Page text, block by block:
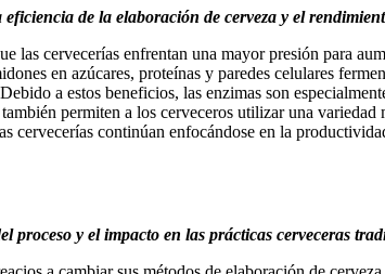
de la elaboración de cerveza y el
las cervecerías enfrentan una mayor presión para
en azúcares, proteínas y paredes celulares
a estos beneficios, las enzimas son
permiten a los cerveceros utilizar una
cervecerías continúan enfocándose en la
proceso y el impacto en las prácticas cerveceras